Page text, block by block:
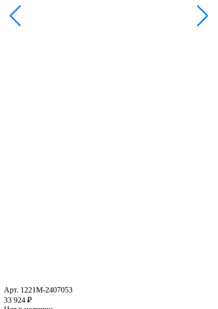
Арт. 1221М-2407053
33 924 ₽